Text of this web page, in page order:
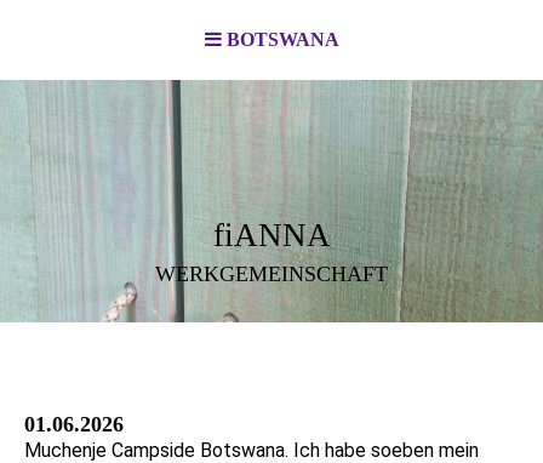
BOTSWANA
fiANNA
WERKGEMEINSCHAFT
01.06.2026
Muchenje Campside Botswana. Ich habe soeben mein